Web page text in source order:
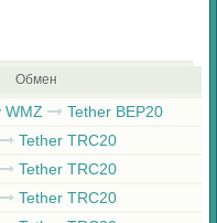
Обмен
WMZ Tether BEP20
Tether TRC20
Tether TRC20
Tether TRC20